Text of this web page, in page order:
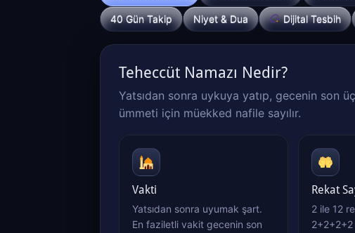
40 Gün Takip Niyet & Dua Dijital Tesbih
Teheccüt Namazı Nedir?
Yatsıdan sonra uykuya yatıp, gecenin son
ümmeti için müekked nafile sayılır.
Vakti
Yatsıdan sonra uyumak şart.
En faziletli vakit gecenin son
Rekat
2 ile 12